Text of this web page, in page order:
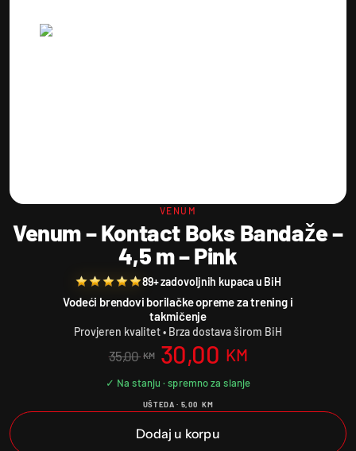
VENUM
Venum – Kontact Boks Bandaže –
4,5 m – Pink
89+ zadovoljnih kupaca u BiH
Vodeći brendovi borilačke opreme za trening i
takmičenje
Provjeren kvalitet • Brza dostava širom BiH
35,00 KM 30,00 KM
UŠTEDA · 5,00 KM
Dodaj u korpu